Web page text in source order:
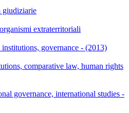
giudiziarie
extraterritoriali
governance - (2013)
comparative law, human rights
governance, international studies -